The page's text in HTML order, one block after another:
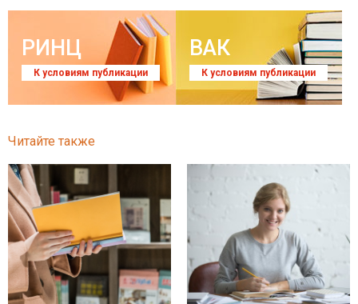
РИНЦ
К условиям публикации
ВАК
К условиям публикации
Читайте также